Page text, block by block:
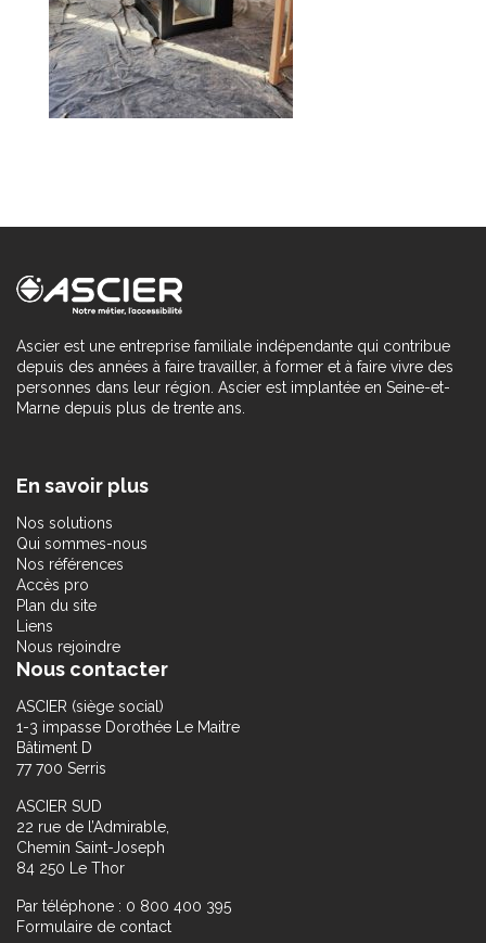
Ascier est une entreprise familiale indépendante qui contribue
depuis des années à faire travailler, à former et à faire vivre des
personnes dans leur région. Ascier est implantée en Seine-et-
Marne depuis plus de trente ans.
En savoir plus
Nos solutions
Qui sommes-nous
Nos références
Accès pro
Plan du site
Liens
Nous rejoindre
Nous contacter
ASCIER (siège social)
1-3 impasse Dorothée Le Maitre
Bâtiment D
77 700 Serris
ASCIER SUD
22 rue de l’Admirable,
Chemin Saint-Joseph
84 250 Le Thor
Par téléphone : 0 800 400 395
Formulaire de contact